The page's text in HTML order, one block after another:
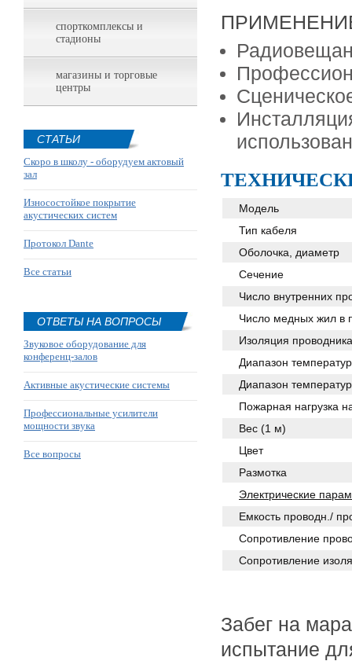
спорткомплексы и
стадионы
магазины и торговые
центры
СТАТЬИ
Скоро в школу - оборудуем актовый
зал
Износостойкое покрытие
акустических систем
Протокол Dante
Все статьи
ОТВЕТЫ НА ВОПРОСЫ
Звуковое оборудование для
конференц-залов
Активные акустические системы
Профессиональные усилители
мощности звука
Все вопросы
Модель
Тип кабеля
Оболочка, диаметр
Сечение
Число внутренних
Число медных жил в
Изоляция проводника
Диапазон
Диапазон
Пожарная нагрузка
Вес (1 м)
Цвет
Размотка
Электрические
Емкость проводн./
Сопротивление
Сопротивление
Забег на
испытание